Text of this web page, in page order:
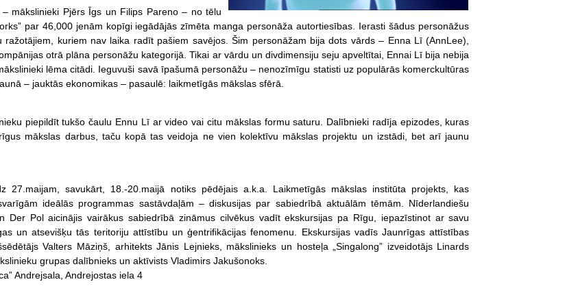
mākslinieki Pjērs Īgs un Filips Pareno – no tēlu
par 46,000 jenām kopīgi iegādājās zīmēta manga personāža autortiesības. Ierasti šādus personāžus
ražotājiem, kuriem nav laika radīt pašiem savējos. Šim personāžam bija dots vārds – Enna Lī (AnnLee),
otrā plāna personāžu kategorijā. Tikai ar vārdu un divdimensiju seju apveltītai, Ennai Lī bija nebija
lēma citādi. Ieguvuši savā īpašumā personāžu – nenozīmīgu statisti uz populārās komerckultūras
– jauktās ekonomikas – pasaulē: laikmetīgās mākslas sfērā.
piepildīt tukšo čaulu Ennu Lī ar video vai citu mākslas formu saturu. Dalībnieki radīja epizodes, kuras
mākslas darbus, taču kopā tas veidoja ne vien kolektīvu mākslas projektu un izstādi, bet arī jaunu
27.maijam, savukārt, 18.-20.maijā notiks pēdējais a.k.a. Laikmetīgās mākslas institūta projekts, kas
ideālās programmas sastāvdaļām – diskusijas par sabiedrībā aktuālām tēmām. Nīderlandiešu
Der Pol aicinājis vairākus sabiedrībā zināmus cilvēkus vadīt ekskursijas pa Rīgu, iepazīstinot ar savu
un atsevišķu tās teritoriju attīstību un ģentrifikācijas fenomenu. Ekskursijas vadīs Jaunrīgas attīstības
Valters Māziņš, arhitekts Jānis Lejnieks, mākslinieks un hosteļa „Singalong” izveidotājs Linards
grupas dalībnieks un aktīvists Vladimirs Jakušonoks.
Andrejsala, Andrejostas iela 4